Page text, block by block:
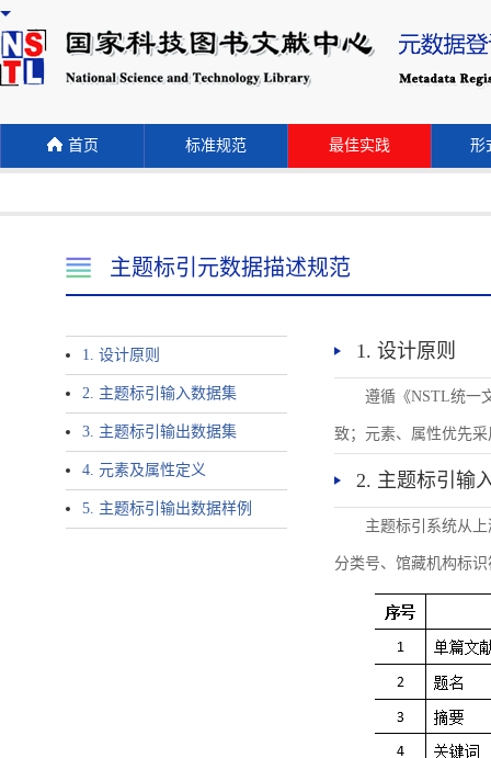
首页 标准规范 最佳实践 形
主题标引元数据描述规范
1. 设计原则
2. 主题标引输入数据集
3. 主题标引输出数据集
4. 元素及属性定义
5. 主题标引输出数据样例
1. 设计原则
遵循《NSTL统一
致；元素、属性优先
2. 主题标引输
主题标引系统从
分类号、馆藏机构标